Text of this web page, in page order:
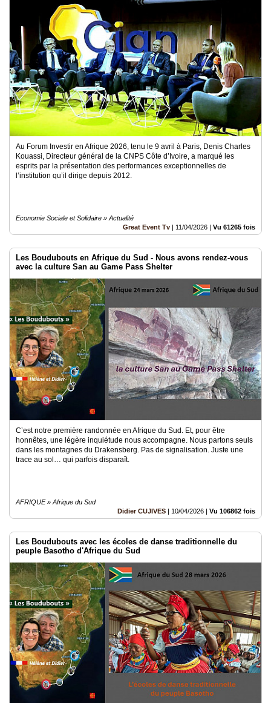
Au Forum Investir en Afrique 2026, tenu le 9 avril à Paris, Denis Charles
Kouassi, Directeur général de la CNPS Côte d’Ivoire, a marqué les
esprits par la présentation des performances exceptionnelles de
l’institution qu’il dirige depuis 2012.
Economie Sociale et Solidaire » Actualité
Great Event Tv | 11/04/2026 | Vu 61265 fois
Les Boudubouts en Afrique du Sud - Nous avons rendez-vous
avec la culture San au Game Pass Shelter
C’est notre première randonnée en Afrique du Sud. Et, pour être
honnêtes, une légère inquiétude nous accompagne. Nous partons seuls
dans les montagnes du Drakensberg. Pas de signalisation. Juste une
trace au sol… qui parfois disparaît.
AFRIQUE » Afrique du Sud
Didier CUJIVES | 10/04/2026 | Vu 106862 fois
Les Boudubouts avec les écoles de danse traditionnelle du
peuple Basotho d'Afrique du Sud